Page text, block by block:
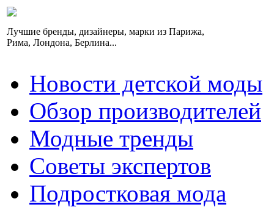
Лучшие бренды, дизайнеры, марки из Парижа,
Рима, Лондона, Берлина...
Новости детской моды
Обзор производителей
Модные тренды
Советы экспертов
Подростковая мода